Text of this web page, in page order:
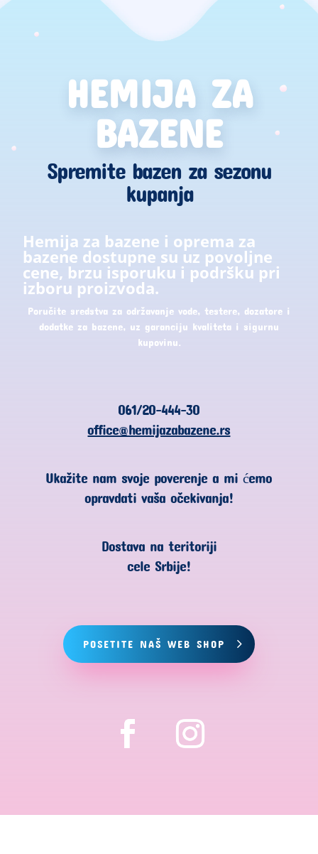
HEMIJA ZA
BAZENE
Spremite bazen za sezonu
kupanja
Hemija za bazene i oprema za
bazene dostupne su uz povoljne
cene, brzu isporuku i podršku pri
izboru proizvoda.
Poručite sredstva za održavanje vode, testere, dozatore i
dodatke za bazene, uz garanciju kvaliteta i sigurnu
kupovinu.
061/20-444-30
office@hemijazabazene.rs
Ukažite nam svoje poverenje a mi ćemo
opravdati vaša očekivanja!
Dostava na teritoriji
cele Srbije!
POSETITE NAŠ WEB SHOP